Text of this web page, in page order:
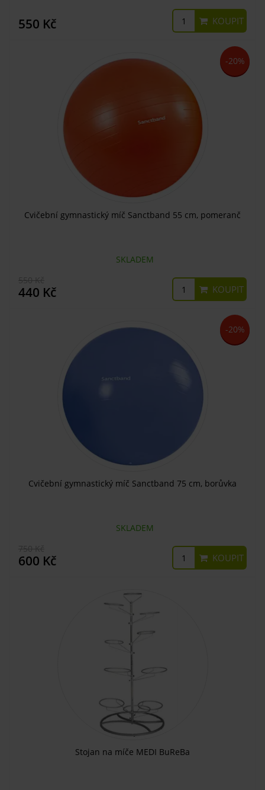
550 Kč KOUPIT
-20%
Cvičební gymnastický míč Sanctband 55 cm, pomeranč
SKLADEM
440 Kč KOUPIT
-20%
Cvičební gymnastický míč Sanctband 75 cm, borůvka
SKLADEM
600 Kč KOUPIT
Stojan na míče MEDI BuReBa